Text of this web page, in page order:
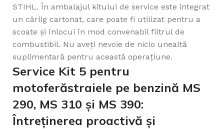
STIHL. În ambalajul kitului de service este integrat
un cârlig cartonat, care poate fi utilizat pentru a
scoate și înlocui în mod convenabil filtrul de
combustibil. Nu aveți nevoie de nicio unealtă
suplimentară pentru această operațiune.
Service Kit 5 pentru
motoferăstraiele pe benzină MS
290, MS 310 și MS 390:
Întreținerea proactivă și